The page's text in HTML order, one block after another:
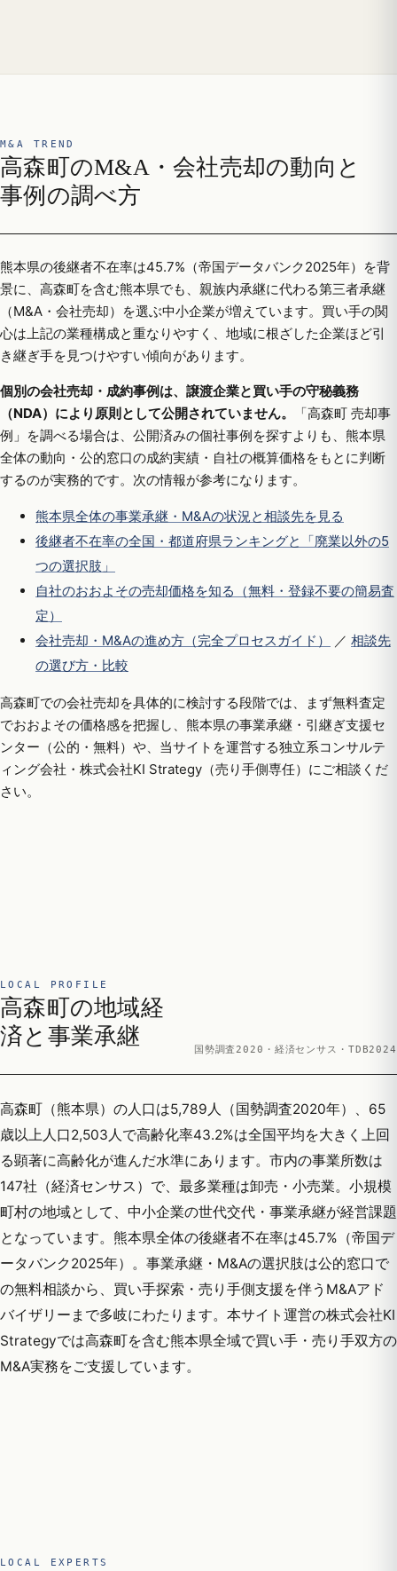
M&A TREND
高森町のM&A・会社売却の動向と
事例の調べ方
熊本県の後継者不在率は45.7%（帝国データバンク2025年）を背
景に、高森町を含む熊本県でも、親族内承継に代わる第三者承継
（M&A・会社売却）を選ぶ中小企業が増えています。買い手の関
心は上記の業種構成と重なりやすく、地域に根ざした企業ほど引
き継ぎ手を見つけやすい傾向があります。
個別の会社売却・成約事例は、譲渡企業と買い手の守秘義務
（NDA）により原則として公開されていません。
「高森町 売却事
例」を調べる場合は、公開済みの個社事例を探すよりも、熊本県
全体の動向・公的窓口の成約実績・自社の概算価格をもとに判断
するのが実務的です。次の情報が参考になります。
熊本県全体の事業承継・M&Aの状況と相談先を見る
後継者不在率の全国・都道府県ランキングと「廃業以外の5
つの選択肢」
自社のおおよその売却価格を知る（無料・登録不要の簡易査
定）
会社売却・M&Aの進め方（完全プロセスガイド）
／ 相談先
の選び方・比較
高森町での会社売却を具体的に検討する段階では、まず無料査定
でおおよその価格感を把握し、熊本県の事業承継・引継ぎ支援セ
ンター（公的・無料）や、当サイトを運営する独立系コンサルテ
ィング会社・株式会社KI Strategy（売り手側専任）にご相談くだ
さい。
LOCAL PROFILE
高森町の地域経
済と事業承継
国勢調査2020・経済センサス・TDB2024
高森町（熊本県）の人口は5,789人（国勢調査2020年）、65
歳以上人口2,503人で高齢化率43.2%は全国平均を大きく上回
る顕著に高齢化が進んだ水準にあります。市内の事業所数は
147社（経済センサス）で、最多業種は卸売・小売業。小規模
町村の地域として、中小企業の世代交代・事業承継が経営課題
となっています。熊本県全体の後継者不在率は45.7%（帝国デ
ータバンク2025年）。事業承継・M&Aの選択肢は公的窓口で
の無料相談から、買い手探索・売り手側支援を伴うM&Aアド
バイザリーまで多岐にわたります。本サイト運営の株式会社KI
Strategyでは高森町を含む熊本県全域で買い手・売り手双方の
M&A実務をご支援しています。
LOCAL EXPERTS